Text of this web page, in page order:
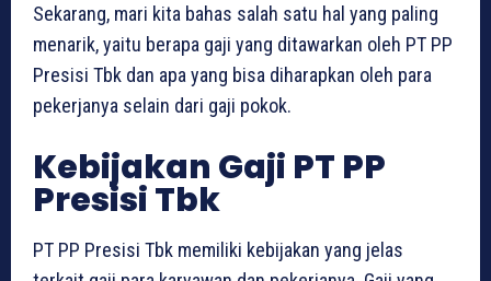
Sekarang, mari kita bahas salah satu hal yang paling
menarik, yaitu berapa gaji yang ditawarkan oleh PT PP
Presisi Tbk dan apa yang bisa diharapkan oleh para
pekerjanya selain dari gaji pokok.
Kebijakan Gaji PT PP
Presisi Tbk
PT PP Presisi Tbk memiliki kebijakan yang jelas